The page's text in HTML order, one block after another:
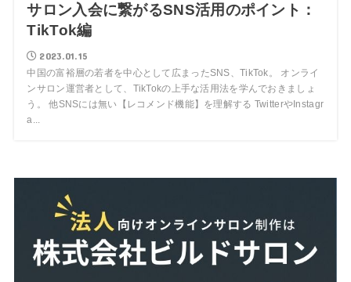
サロン入会に繋がるSNS活用のポイント：
TikTok編
2023.01.15
中国の富裕層の若者を中心として広まったSNS、TikTok。 オンライ
ンサロン運営者として、TikTokの上手な活用法を学んでおきましょ
う。 他SNSには無い【レコメンド機能】を理解する TwitterやInstagr
a...